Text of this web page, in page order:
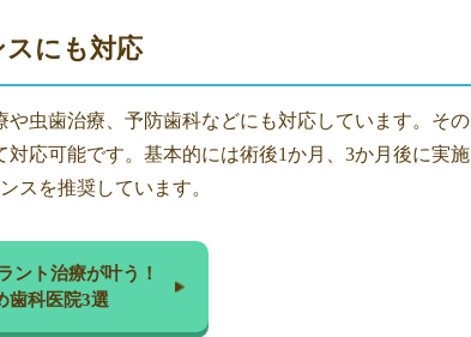
にも対応
虫歯治療、予防歯科などにも対応しています。その
応可能です。基本的には術後1か月、3か月後に実施
スを推奨しています。
ント治療が叶う！
歯科医院3選